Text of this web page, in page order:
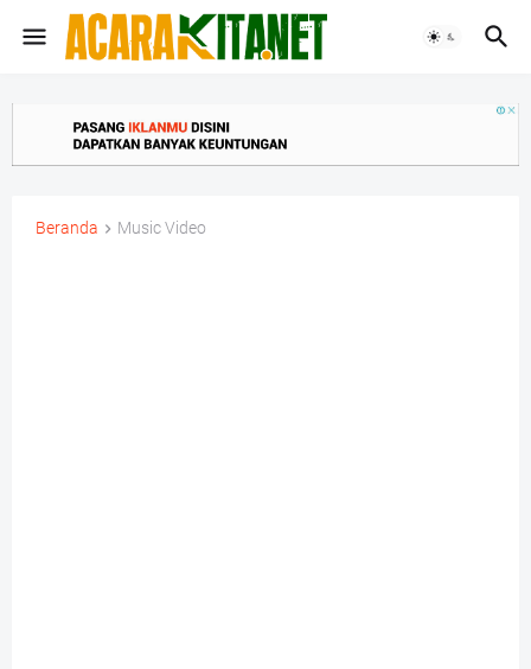
Beranda Music Video